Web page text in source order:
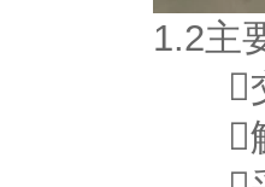
1.2主
交
触